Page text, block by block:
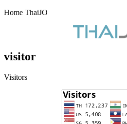
Home ThaiJO
visitor
Visitors